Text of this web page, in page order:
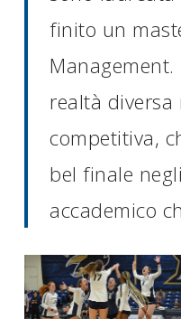
finito un
realtà diversa
competitiva,
bel finale
accademico